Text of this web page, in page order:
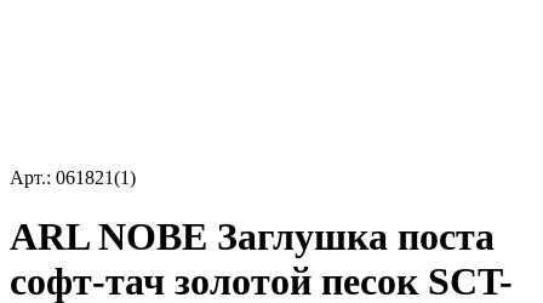
Арт.: 061821(1)
ARL NOBE Заглушка поста
софт-тач золотой песок SCT-